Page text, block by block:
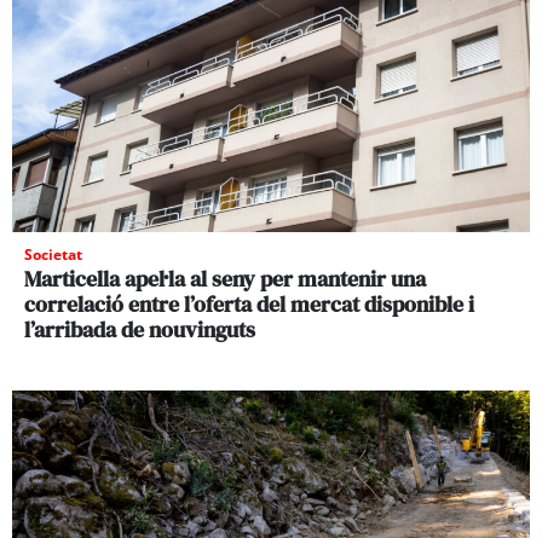
Societat
Marticella apel·la al seny per mantenir una
correlació entre l’oferta del mercat disponible i
l’arribada de nouvinguts